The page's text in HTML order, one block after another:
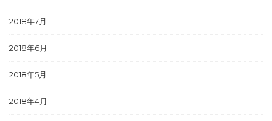
2018年7月
2018年6月
2018年5月
2018年4月